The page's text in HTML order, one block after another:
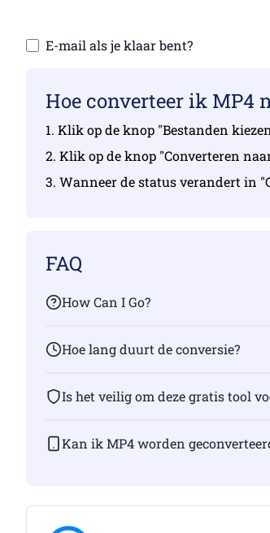
E-mail als je klaar bent?
Hoe converteer ik MP4
1. Klik op de knop "Bestanden
2. Klik op de knop "Converteren
3. Wanneer de status verandert in
FAQ
How Can I Go?
Hoe lang duurt de conversie?
Is het veilig om deze gratis tool
Kan ik MP4 worden